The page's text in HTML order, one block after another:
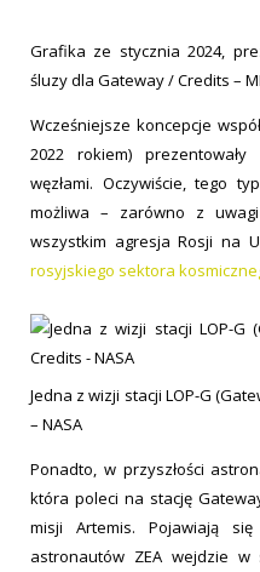
Grafika ze stycznia 2024,
śluzy dla Gateway / Credits –
Wcześniejsze koncepcje
2022 rokiem)
węzłami. Oczywiście, tego
możliwa – zarówno z
wszystkim agresja Rosji na
rosyjskiego sektora
Jedna z wizji stacji LOP-G
– NASA
Ponadto, w przyszłości
która poleci na stację
misji Artemis. Pojawiają
astronautów ZEA wejdzie w